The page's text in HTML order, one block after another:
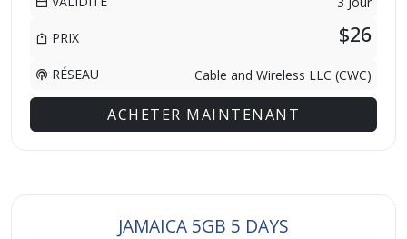
PRIX $26
RÉSEAU Cable and Wireless LLC (CWC)
ACHETER MAINTENANT
JAMAICA 5GB 5 DAYS